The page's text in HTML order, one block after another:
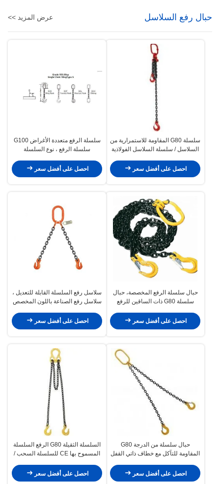
حبال رفع السلاسل عرض المزيد >>
سلسلة G80 المقاومة للاستمرارية من
السلاسل / سلسلة السلاسل الفولاذية
والخواتم
احصل على أفضل سعر
سلسلة الرفع متعددة الأغراض G100
سلسلة الرفع ، نوع السلسلة
احصل على أفضل سعر
حبال سلسلة الرفع المخصصة، حبال
سلسلة G80 ذات الساقين للرفع
احصل على أفضل سعر
سلاسل رفع السلسلة القابلة للتعديل ،
سلاسل رفع الصناعة باللون المخصص
احصل على أفضل سعر
حبال سلسلة من الدرجة G80
المقاومة للتآكل مع خطاف ذاتي القفل
احصل على أفضل سعر
السلسلة الثقيلة G80 الرفع السلسلة
المسموح بها CE للسلسلة السحب /
احصل على أفضل سعر